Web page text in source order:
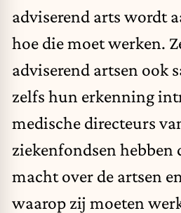
adviserend arts wordt
hoe die moet werken.
adviserend artsen ook
zelfs hun erkenning
medische directeurs
ziekenfondsen hebben
macht over de artsen
waarop zij moeten